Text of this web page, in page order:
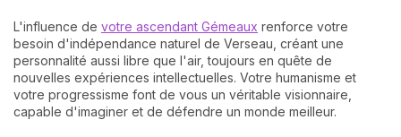
L'influence de votre ascendant Gémeaux renforce votre
besoin d'indépendance naturel de Verseau, créant une
personnalité aussi libre que l'air, toujours en quête de
nouvelles expériences intellectuelles. Votre humanisme et
votre progressisme font de vous un véritable visionnaire,
capable d'imaginer et de défendre un monde meilleur.